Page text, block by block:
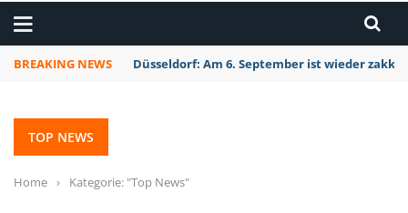
BREAKING NEWS Düsseldorf Kalkum: Bei
TOP NEWS
Home › Kategorie: "Top News"